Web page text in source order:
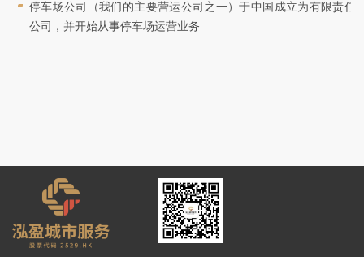
停车场公司（我们的主要营运公司之一）于中国成立为有限责任
公司，并开始从事停车场运营业务